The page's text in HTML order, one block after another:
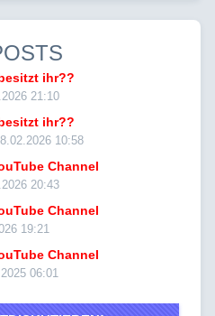
ihr??
21:10
ihr??
10:58
Channel
20:43
Channel
19:21
Channel
06:01